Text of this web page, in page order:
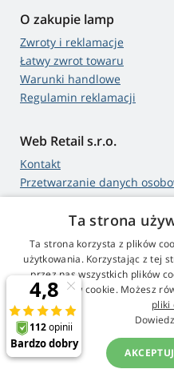
O zakupie lamp
Zwroty i reklamacje
Łatwy zwrot towaru
Warunki handlowe
Regulamin reklamacji
Web Retail s.r.o.
Kontakt
Przetwarzanie danych
4,9gwiazdki
545 opinie
© 2009 - 2026
Ta strona
Ta strona korzysta z plików
użytkowania. Korzystając z tej
przez nas wszystkich plików
polityki plików cookie. Możesz
pliki